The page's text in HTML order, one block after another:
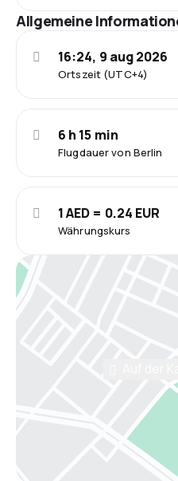
Allgemeine
Ortszeit (UTC+4)
16:24, 9 aug 2026
Flugdauer von Berlin
6 h 15 min
Währungskurs
1 AED = 0.24 EUR